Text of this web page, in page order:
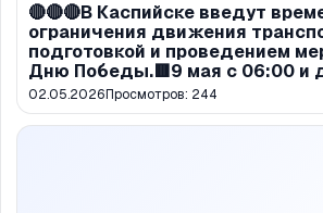
🔴🔴🔴В Каспийске введут
ограничения движения
подготовкой и проведением
Дню Победы.🟥9 мая с 06:00 и
02.05.2026Просмотров: 244